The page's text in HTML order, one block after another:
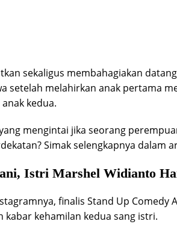
sekaligus membahagiakan
setelah melahirkan anak pertama
kedua.
mengintai jika seorang
Simak selengkapnya dalam
Istri Marshel Widianto
finalis Stand Up Comedy
kabar kehamilan kedua sang istri.